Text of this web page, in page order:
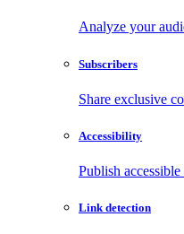
Analyze your
Subscribers
Share exclusive
Accessibility
Publish
Link detection